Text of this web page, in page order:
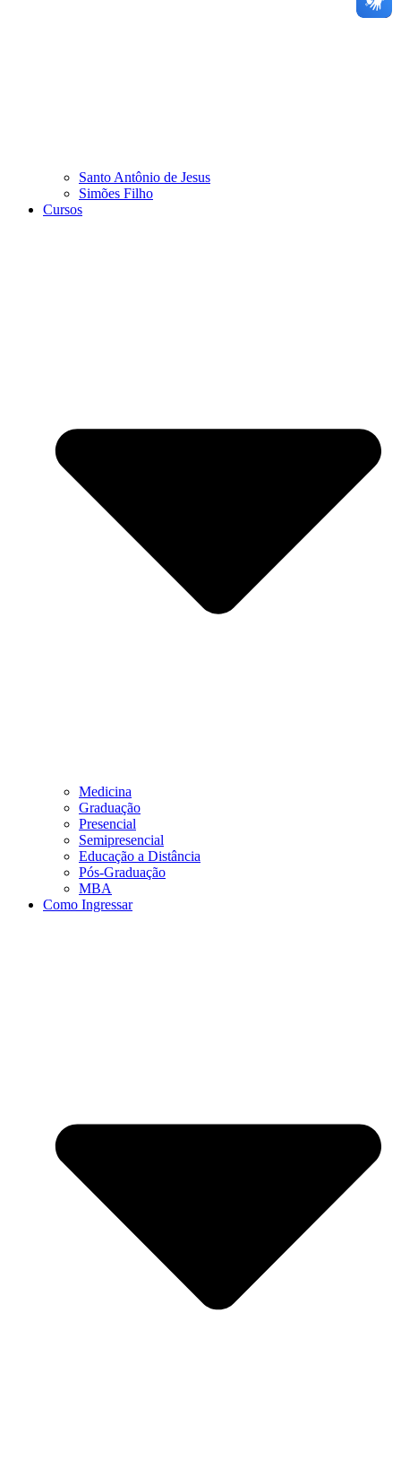
Santo Antônio de Jesus
Simões Filho
Cursos
Medicina
Graduação
Presencial
Semipresencial
Educação a Distância
Pós-Graduação
MBA
Como Ingressar